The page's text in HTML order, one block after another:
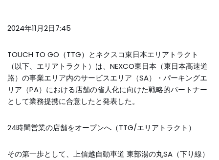
2024年11月2日7:45
TOUCH TO GO（TTG）とネクスコ東日本エリアトラクト
（以下、エリアトラクト）は、NEXCO東日本（東日本高速道
路）の事業エリア内のサービスエリア（SA）・パーキングエ
リア（PA）における店舗の省人化に向けた戦略的パートナー
として業務提携に合意したと発表した。
24時間営業の店舗をオープンへ（TTG/エリアトラクト）
その第一歩として、上信越自動車道 東部湯の丸SA（下り線）